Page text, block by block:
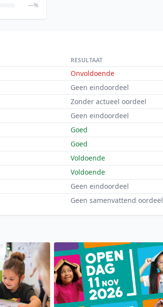
—%
RESULTAAT
Onvoldoende
Geen eindoordeel
Zonder actueel oordeel
Geen eindoordeel
Goed
Goed
Voldoende
Voldoende
Geen eindoordeel
Geen samenvattend oordeel